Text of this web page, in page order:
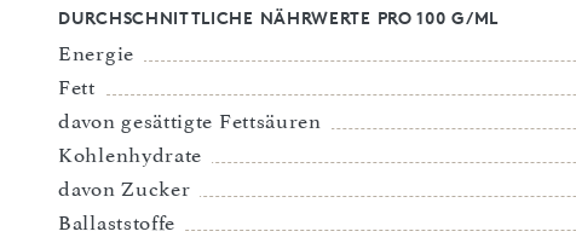
DURCHSCHNITTLICHE NÄHRWERTE PRO 100 G/ML
Energie
Fett
davon gesättigte Fettsäuren
Kohlenhydrate
davon Zucker
Ballaststoffe